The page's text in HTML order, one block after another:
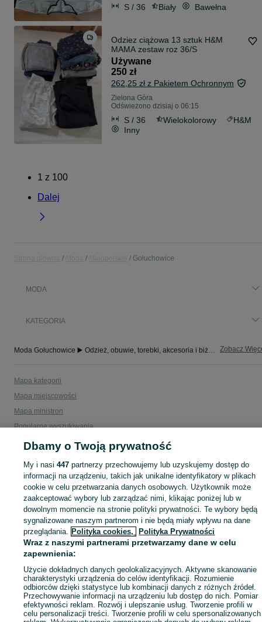
S / 36 Biały Bawełna
Odziez ciążowa 13 sztuk H&M
MAMA zestaw roz 36/S
Używane
250 zł
262,25 zł z Pakietem Ochronnym
Zielona Góra
Odświeżono dzisiaj o 06:15
S / 36 Wielokolorowy
H&M
Inny
1 z 100
Dalej
Gołuchowice
MODA
KATEGORIA
Moda Gołuchowice ▶️ Odzież, obuwie, torebki, akcesoria i biżuteria ✅ Nowe i używane w atrakcyjnych cenach ✌ Znajdź najlepsze ogłoszenia na OLX.pl! Zobacz
Mapa kategorii
Mapa miejscowości
Mapa ministron
Popularne wyszukiwania
Dbamy o Twoją prywatność
My i nasi447 partnerzy przechowujemy lub uzyskujemy dostęp do
informacji na urządzeniu, takich jak unikalne identyfikatory w plikach
cookie w celu przetwarzania danych osobowych. Użytkownik może
zaakceptować wybory lub zarządzać nimi, klikając poniżej lub w
dowolnym momencie na stronie polityki prywatności. Te wybory będą
sygnalizowane naszym partnerom i nie będą miały wpływu na dane
przeglądania. Polityka cookies, Polityka Prywatności
Wraz z naszymi partnerami przetwarzamy dane w celu
zapewnienia:
Użycie dokładnych danych geolokalizacyjnych. Aktywne skanowanie
charakterystyki urządzenia do celów identyfikacji. Rozumienie
odbiorców dzięki statystyce lub kombinacji danych z różnych źródeł.
Przechowywanie informacji na urządzeniu lub dostęp do nich. Pomiar
efektywności reklam. Rozwój i ulepszanie usług. Tworzenie profili w
celu personalizacji treści. Tworzenie profili w celu spersonalizowanych